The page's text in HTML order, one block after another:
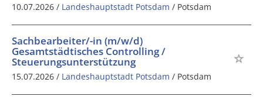
10.07.2026 / Landeshauptstadt Potsdam / Potsdam
Sachbearbeiter/-in (m/w/d)
Gesamtstädtisches Controlling /
Steuerungsunterstützung
15.07.2026 / Landeshauptstadt Potsdam / Potsdam